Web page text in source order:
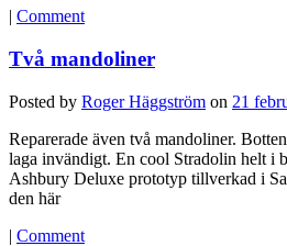
| Comment
Två mandoliner
Posted by Roger Häggström on 21
Reparerade även två mandoliner.
laga invändigt. En cool Stradolin helt
Ashbury Deluxe prototyp tillverkad i
den här
| Comment